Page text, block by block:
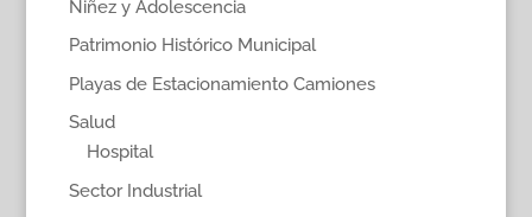
Niñez y Adolescencia
Patrimonio Histórico Municipal
Playas de Estacionamiento Camiones
Salud
Hospital
Sector Industrial